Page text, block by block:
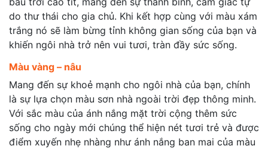
do thư thái cho gia chủ. Khi kết hợp cùng với màu xám
trắng nó sẽ làm bừng tỉnh không gian sống của bạn và
khiến ngôi nhà trở nên vui tươi, tràn đầy sức sống.
Màu vàng – nâu
Mang đến sự khoẻ mạnh cho ngôi nhà của bạn, chính
là sự lựa chọn màu sơn nhà ngoài trời đẹp thông minh.
Với sắc màu của ánh nắng mặt trời cộng thêm sức
sống cho ngày mới chúng thể hiện nét tươi trẻ và được
điểm xuyến nhẹ nhàng như ánh nắng ban mai của màu